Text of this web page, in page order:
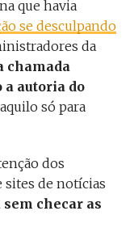
que havia
se desculpando
da
chamada
a autoria do
só para
dos
de notícias
checar as